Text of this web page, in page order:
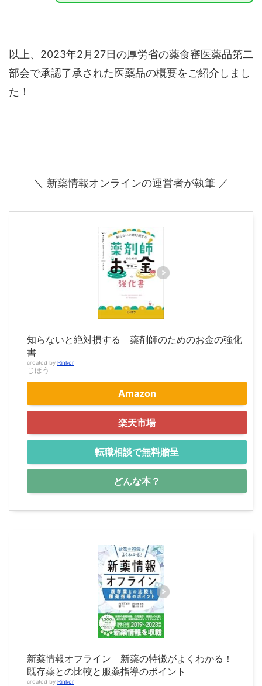
以上、2023年2月27日の厚労省の薬食審医薬品第二
部会で承認了承された医薬品の概要をご紹介しまし
た！
＼ 新薬情報オンラインの運営者が執筆 ／
知らないと絶対損する 薬剤師のためのお金の強化
書
created by Rinker
じほう
Amazon
楽天市場
転職相談で無料贈呈
どんな本？
新薬情報オフライン 新薬の特徴がよくわかる！
既存薬との比較と服薬指導のポイント
created by Rinker